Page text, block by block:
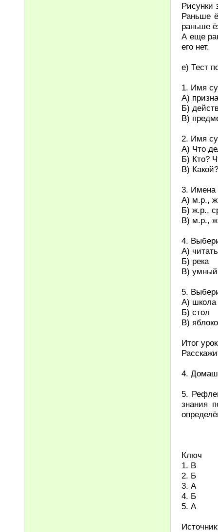
Рисунки
Раньше
раньше
А еще
его нет.
е) Тест
1. Имя
А)
Б)
В)
2. Имя
А) Что
Б) Кто?
В)
3. Имена
А) м.р.,
Б) ж.р.,
В) м.р.,
4.
А) читать
Б) река
В) умный
5.
А) школа
Б) стол
В) яблоко
Итог
4.
5.
знания
Ключ
1. В
2. Б
3. А
4. Б
5. А
Источник